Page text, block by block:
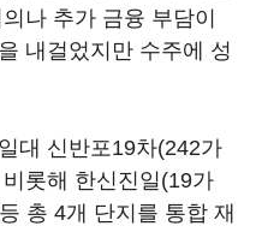
나 추가 금융 부담이
내걸었지만 수주에 성
대 신반포19차(242가
롯해 한신진일(19가
총 4개 단지를 통합 재